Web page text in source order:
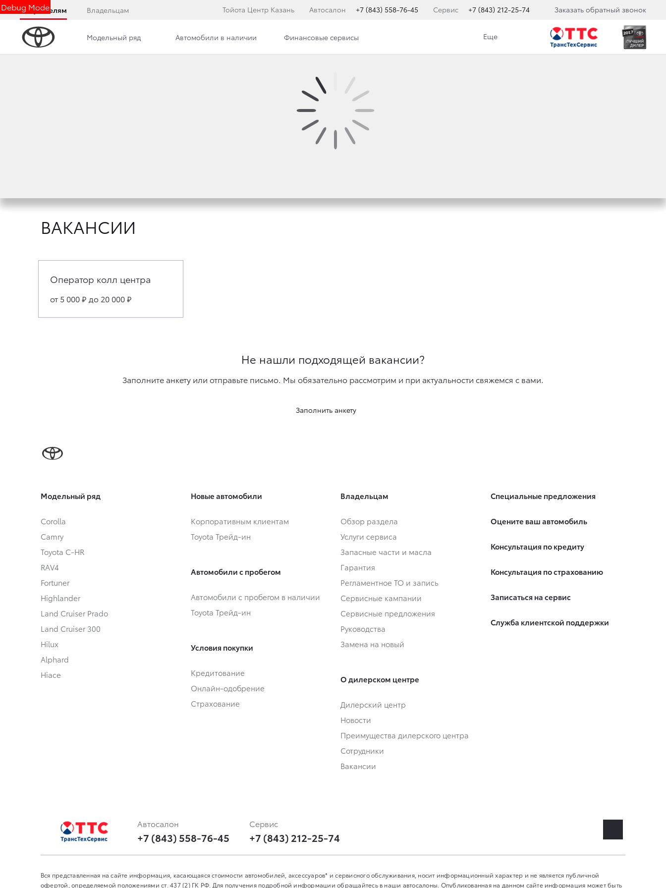
Debug Mode
Покупателям Владельцам Тойота Центр Казань Автосалон +7 (843) 558-76-45 Сервис +7 (843) 212-25-74 Заказать обратный звонок
Модельный ряд Автомобили в наличии Финансовые сервисы Еще
ВАКАНСИИ
Оператор колл центра
от 5 000₽ до 20 000₽
Не нашли подходящей вакансии?
Заполните анкету или отправьте письмо. Мы обязательно рассмотрим и при актуальности свяжемcя с вами.
Заполнить анкету
Модельный ряд
Corolla
Camry
Toyota C-HR
RAV4
Fortuner
Highlander
Land Cruiser Prado
Land Cruiser 300
Hilux
Alphard
Hiace
Новые автомобили
Корпоративным клиентам
Toyota Трейд-ин
Автомобили с пробегом
Автомобили с пробегом в наличии
Toyota Трейд-ин
Условия покупки
Кредитование
Онлайн-одобрение
Страхование
Владельцам
Обзор раздела
Услуги сервиса
Запасные части и масла
Гарантия
Регламентное ТО и запись
Сервисные кампании
Сервисные предложения
Руководства
Замена на новый
О дилерском центре
Дилерский центр
Новости
Преимущества дилерского центра
Сотрудники
Вакансии
Специальные предложения
Оцените ваш автомобиль
Консультация по кредиту
Консультация по страхованию
Записаться на сервис
Служба клиентской поддержки
Автосалон
+7 (843) 558-76-45
Сервис
+7 (843) 212-25-74
Вся представленная на сайте информация, касающаяся стоимости автомобилей, аксессуаров* и сервисного обслуживания, носит информационный характер и не является публичной
офертой, определяемой положениями ст. 437 (2) ГК РФ. Для получения подробной информации обращайтесь в наши автосалоны. Опубликованная на данном сайте информация может быть